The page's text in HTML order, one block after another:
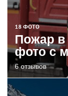
18 ФОТО
Пожар в
фото с
6 отзывов